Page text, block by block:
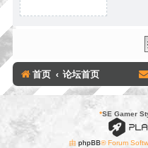
首页 论坛首页
*SE Gamer
由 phpBB® Forum